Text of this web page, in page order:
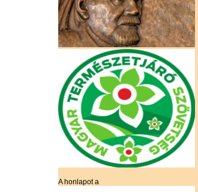
A honlapot a